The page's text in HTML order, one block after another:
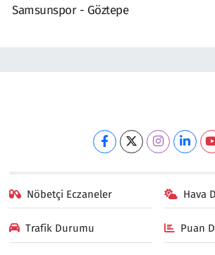
Samsunspor - Göztepe
Nöbetçi Eczaneler Hava
Trafik Durumu Puan